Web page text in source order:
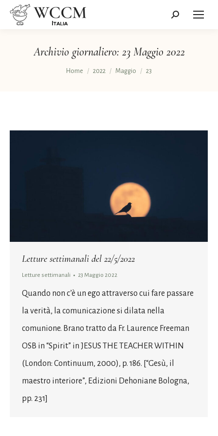
Cerca:
Archivio giornaliero: 23 Maggio 2022
Tu sei qui:
Home 2022 Maggio 23
Letture settimanali del 22/5/2022
Letture settimanali 23 Maggio 2022
Quando non c’è un ego attraverso cui fare passare
la verità, la comunicazione si dilata nella
comunione. Brano tratto da Fr. Laurence Freeman
OSB in “Spirit” in JESUS THE TEACHER WITHIN
(London: Continuum, 2000), p. 186. [“Gesù, il
maestro interiore”, Edizioni Dehoniane Bologna,
pp. 231]